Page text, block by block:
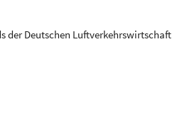
der Deutschen Luftverkehrswirtschaft